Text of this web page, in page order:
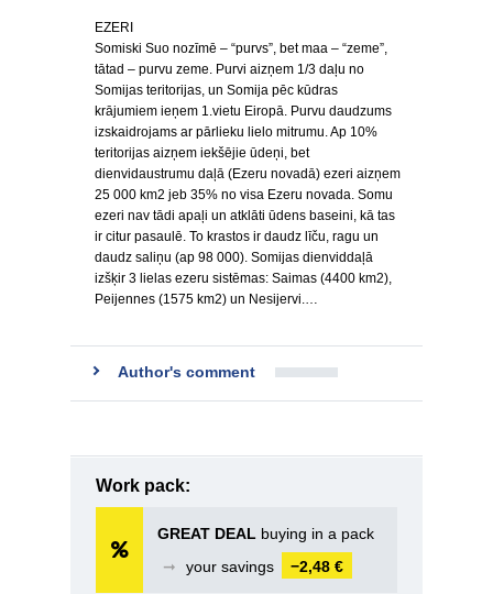
EZERI
Somiski Suo nozīmē – “purvs”, bet maa – “zeme”,
tātad – purvu zeme. Purvi aizņem 1/3 daļu no
Somijas teritorijas, un Somija pēc kūdras
krājumiem ieņem 1.vietu Eiropā. Purvu daudzums
izskaidrojams ar pārlieku lielo mitrumu. Ap 10%
teritorijas aizņem iekšējie ūdeņi, bet
dienvidaustrumu daļā (Ezeru novadā) ezeri aizņem
25 000 km2 jeb 35% no visa Ezeru novada. Somu
ezeri nav tādi apaļi un atklāti ūdens baseini, kā tas
ir citur pasaulē. To krastos ir daudz līču, ragu un
daudz saliņu (ap 98 000). Somijas dienviddaļā
izšķir 3 lielas ezeru sistēmas: Saimas (4400 km2),
Peijennes (1575 km2) un Nesijervi.…
Author's comment
Work pack:
GREAT DEAL buying in a pack
➞
your savings −2,48 €